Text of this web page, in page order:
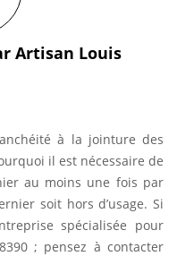
Artisan Louis
à la jointure des
il est nécessaire de
au moins une fois par
soit hors d’usage. Si
spécialisée pour
; pensez à contacter